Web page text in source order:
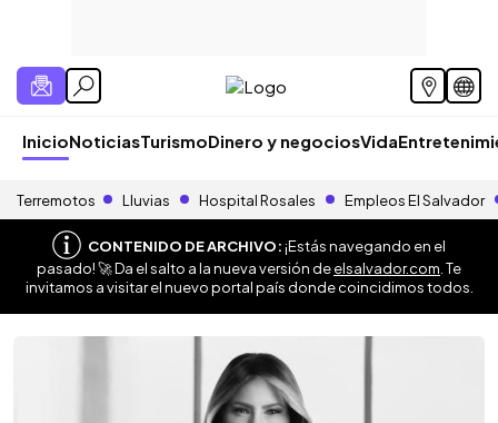
InicioNoticiasTurismoDinero y negociosVida
Terremotos Lluvias Hospital Rosales Empleos El Salvador
CONTENIDO DE ARCHIVO:¡Estás navegando en el
pasado! 🚀 Da el salto a la nueva versión deelsalvador.com . Te
invitamos a visitar el nuevo portal país donde coincidimos todos.